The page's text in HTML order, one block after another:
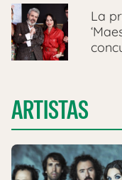
La
ARTISTAS